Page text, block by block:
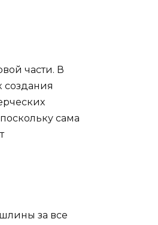
части. В
сама
за все